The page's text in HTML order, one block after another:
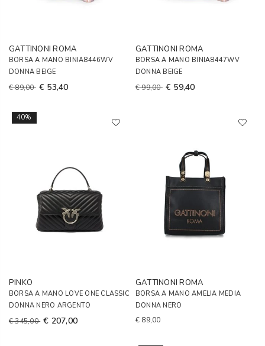
GATTINONI ROMA
BORSA A MANO BINIA8446WV
DONNA BEIGE
€ 89,00 € 53,40
GATTINONI ROMA
BORSA A MANO BINIA8447WV
DONNA BEIGE
€ 99,00 € 59,40
40%
PINKO
BORSA A MANO LOVE ONE CLASSIC
DONNA NERO ARGENTO
€ 345,00 € 207,00
GATTINONI ROMA
BORSA A MANO AMELIA MEDIA
DONNA NERO
€ 89,00